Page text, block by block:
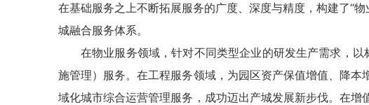
在基础服务之上不断拓展服务的广度、深度与精度，构建了“
城融合服务体系。
在物业服务领域，针对不同类型企业的研发生产需求，
施管理）服务。在工程服务领域，为园区资产保值增值、降
域化城市综合运营管理服务，成功迈出产城发展新步伐。在